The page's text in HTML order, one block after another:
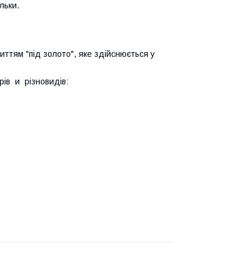
"під золото", яке здійснюється у
и різновидів: